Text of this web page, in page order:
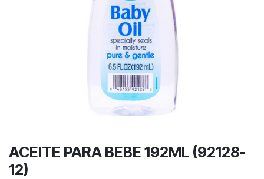
ACEITE PARA BEBE 192ML (92128-
12)